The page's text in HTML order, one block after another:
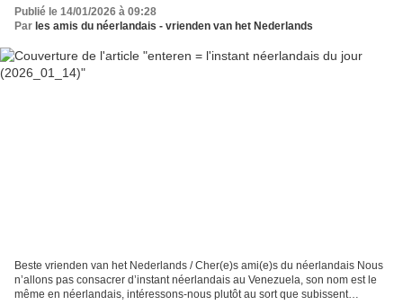
Publié le 14/01/2026 à 09:28
Par les amis du néerlandais - vrienden van het Nederlands
Beste vrienden van het Nederlands / Cher(e)s ami(e)s du néerlandais Nous
n’allons pas consacrer d’instant néerlandais au Venezuela, son nom est le
même en néerlandais, intéressons-nous plutôt au sort que subissent